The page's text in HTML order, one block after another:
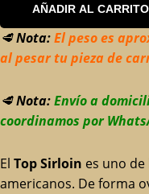
AÑADIR AL CARRITO
🥩Nota:El peso es
al pesar tu pieza de
🥩Nota:Envío a
coordinamos por
El Top Sirloin es uno
americanos. De forma